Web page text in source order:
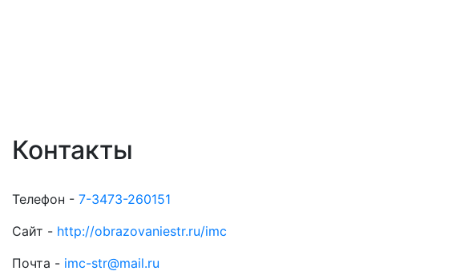
Контакты
Телефон - 7-3473-260151
Сайт - http://obrazovaniestr.ru/imc
Почта - imc-str@mail.ru